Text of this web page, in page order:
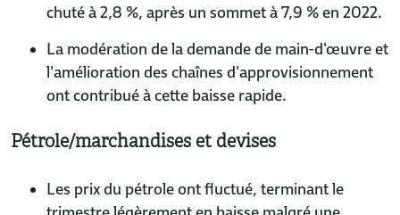
chuté à 2,8 %, après un sommet à 7,9 % en 2022.
La modération de la demande de main-d'œuvre et
l'amélioration des chaînes d'approvisionnement
ont contribué à cette baisse rapide.
Pétrole/marchandises et devises
Les prix du pétrole ont fluctué, terminant le